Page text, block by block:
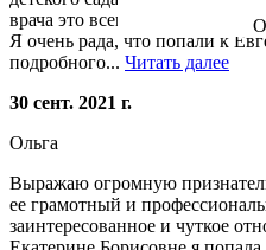
врача это всегда проблема,
Я очень рада, что попали к
подробного... Читать далее
30 сент. 2021 г.
Ольга
Выражаю огромную
ее грамотный и
заинтересованное и чуткое